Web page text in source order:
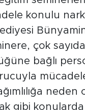
konulu
çok
bağlı
gibi